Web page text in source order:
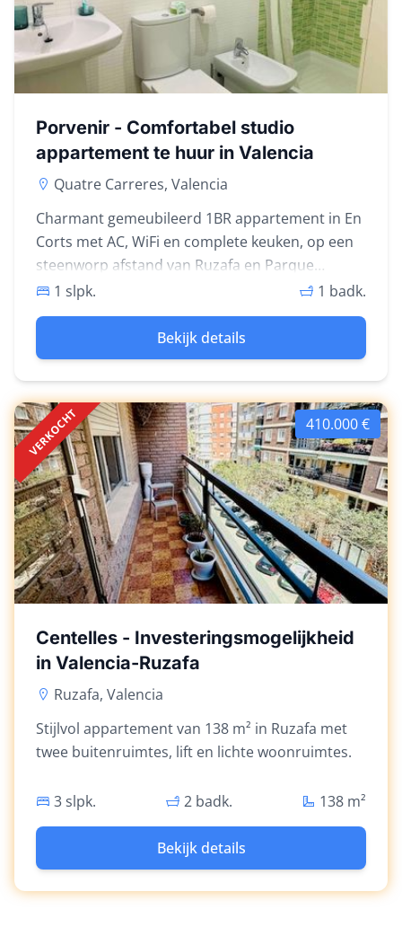
Porvenir - Comfortabel studio
appartement te huur in Valencia
Quatre Carreres, Valencia
Charmant gemeubileerd 1BR appartement in En
Corts met AC, WiFi en complete keuken, op een
steenworp afstand van Ruzafa en Parque
Central.
1 slpk. 1 badk.
Bekijk details
410.000 €
VERKOCHT
Centelles - Investeringsmogelijkheid
in Valencia-Ruzafa
Ruzafa, Valencia
Stijlvol appartement van 138 m² in Ruzafa met
twee buitenruimtes, lift en lichte woonruimtes.
3 slpk. 2 badk. 138 m²
Bekijk details